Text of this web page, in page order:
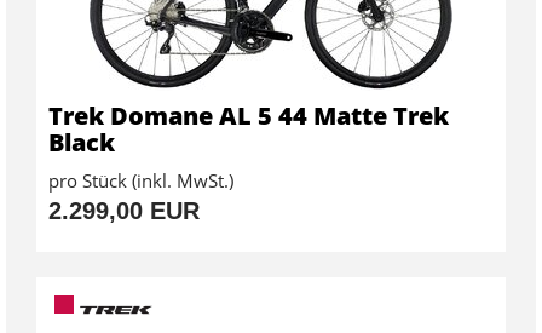
Trek Domane AL 5 44 Matte Trek
Black
pro Stück (inkl. MwSt.)
2.299,00 EUR